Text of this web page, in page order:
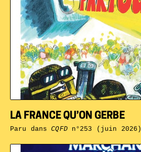
LA FRANCE QU’ON GERBE
Paru dansCQFDn°253 (juin 2026)